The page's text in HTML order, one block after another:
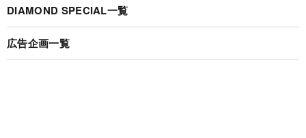
DIAMOND SPECIAL一覧
広告企画一覧